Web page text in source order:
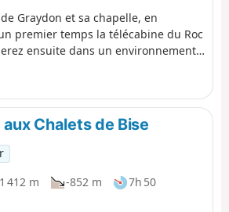
Graydon et sa chapelle, en
premier temps la télécabine du Roc
ensuite dans un environnement
Blanc... L'Alpage de Graydon s'étend
Roc d'Enfer, les vaches et les
l'herbe grasse autour de
par une magnifique combe.
aux Chalets de Bise
412 m -852 m
7h 50